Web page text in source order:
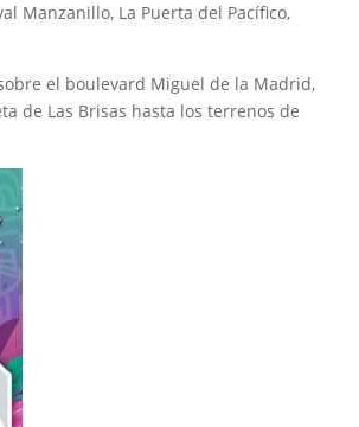
Manzanillo, La Puerta del Pacífico,
el boulevard Miguel de la Madrid,
de Las Brisas hasta los terrenos de